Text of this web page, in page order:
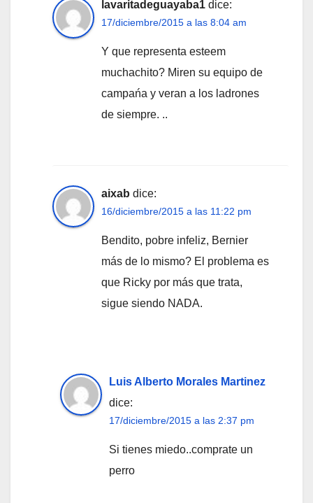
lavaritadeguayaba1 dice:
17/diciembre/2015 a las 8:04 am
Y que representa esteem
muchachito? Miren su equipo de
campańa y veran a los ladrones
de siempre. ..
aixab dice:
16/diciembre/2015 a las 11:22 pm
Bendito, pobre infeliz, Bernier
más de lo mismo? El problema es
que Ricky por más que trata,
sigue siendo NADA.
Luis Alberto Morales Martinez
dice:
17/diciembre/2015 a las 2:37 pm
Si tienes miedo..comprate un
perro